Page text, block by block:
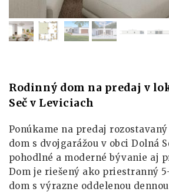
Rodinný dom na predaj v
Seč v Leviciach
Ponúkame na predaj
dom s dvojgarážou v obci Dolná
pohodlné a moderné bývanie aj
Dom je riešený ako priestranný
dom s výrazne oddelenou